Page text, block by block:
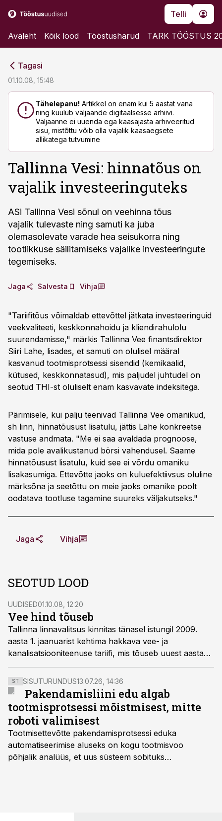
Telli
Avaleht Kõik lood Tööstusharud TARK TÖÖSTUS
Tagasi
01.10.08, 15:48
Tähelepanu! Artikkel on enam kui 5 aastat vana
ning kuulub väljaande digitaalsesse arhiivi.
Väljaanne ei uuenda ega kaasajasta arhiveeritud
sisu, mistõttu võib olla vajalik kaasaegsete
allikatega tutvumine
Tallinna Vesi: hinnatõus on
vajalik investeeringuteks
ASi Tallinna Vesi sõnul on veehinna tõus
vajalik tulevaste ning samuti ka juba
olemasolevate varade hea seisukorra ning
tootlikkuse säilitamiseks vajalike investeeringute
tegemiseks.
Jaga Salvesta Vihja
"Tariifitõus võimaldab ettevõttel jätkata investeeringuid
veekvaliteeti, keskkonnahoidu ja kliendirahulolu
suurendamisse," märkis Tallinna Vee finantsdirektor
Siiri Lahe, lisades, et samuti on olulisel määral
kasvanud tootmisprotsessi sisendid (kemikaalid,
kütused, keskkonnatasud), mis paljudel juhtudel on
seotud THI-st oluliselt enam kasvavate indeksitega.
Pärimisele, kui palju teenivad Tallinna Vee omanikud,
sh linn, hinnatõusust lisatulu, jättis Lahe konkreetse
vastuse andmata. "Me ei saa avaldada prognoose,
mida pole avalikustanud börsi vahendusel. Saame
hinnatõusust lisatulu, kuid see ei võrdu omaniku
lisakasumiga. Ettevõtte jaoks on kuluefektiivsus oluline
märksõna ja seetõttu on meie jaoks omanike poolt
oodatava tootluse tagamine suureks väljakutseks."
Jaga Vihja
SEOTUD LOOD
UUDISED01.10.08, 12:20
Vee hind tõuseb
Tallinna linnavalitsus kinnitas tänasel istungil 2009.
aasta 1. jaanuarist kehtima hakkava vee- ja
kanalisatsiooniteenuse tariifi, mis tõuseb uuest aastast
12,8%, teatas Raepress.
ST SISUTURUNDUS13.07.26, 14:36
Pakendamisliini edu algab
tootmisprotsessi mõistmisest, mitte
roboti valimisest
Tootmisettevõtte pakendamisprotsessi eduka
automatiseerimise aluseks on kogu tootmisvoo
põhjalik analüüs, et uus süsteem sobituks